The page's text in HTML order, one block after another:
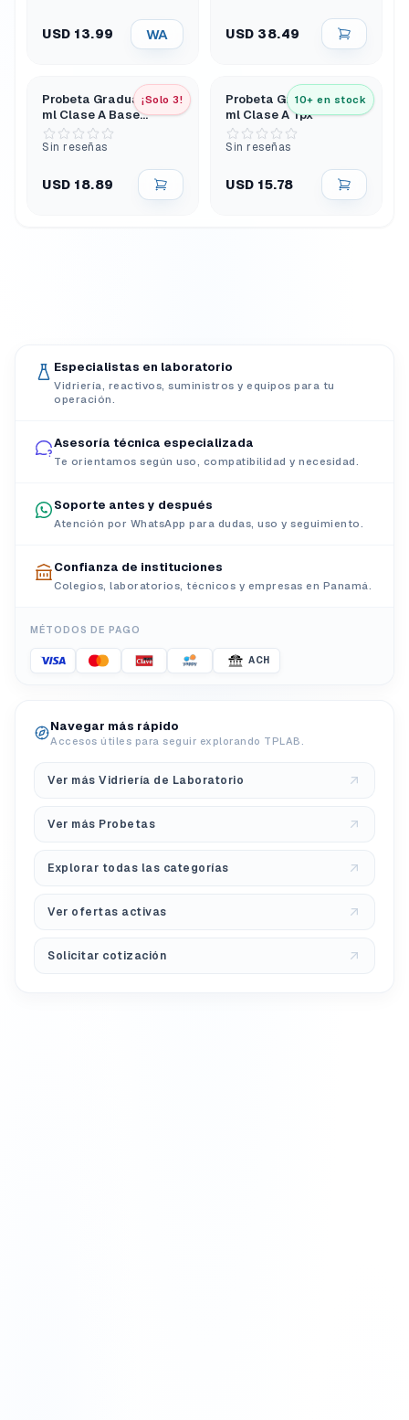
USD 13.99 WA USD 38.49
¡Solo 3!
Probeta Graduada 100
ml Clase A Base
Hexagonal Azul
Sin reseñas
USD 18.89
10+ en stock
Probeta Graduada 100
ml Clase A Tpx
Sin reseñas
USD 15.78
Especialistas en laboratorio
Vidriería, reactivos, suministros y equipos para tu
operación.
Asesoría técnica especializada
Te orientamos según uso, compatibilidad y necesidad.
Soporte antes y después
Atención por WhatsApp para dudas, uso y seguimiento.
Confianza de instituciones
Colegios, laboratorios, técnicos y empresas en Panamá.
MÉTODOS DE PAGO
ACH
Navegar más rápido
Accesos útiles para seguir explorando TPLAB.
Ver más Vidriería de Laboratorio
Ver más Probetas
Explorar todas las categorías
Ver ofertas activas
Solicitar cotización